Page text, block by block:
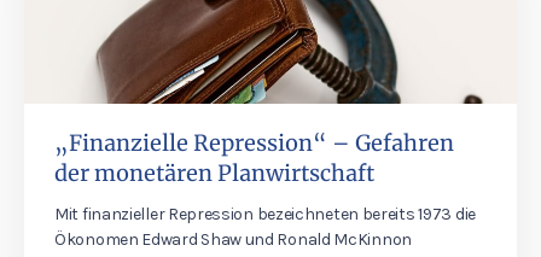
„Finanzielle Repression“ – Gefahren
der monetären Planwirtschaft
Mit finanzieller Repression bezeichneten bereits 1973 die
Ökonomen Edward Shaw und Ronald McKinnon